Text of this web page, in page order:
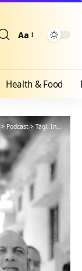
Aa
Health & Food
> Podcast>Tägl. Inspiration